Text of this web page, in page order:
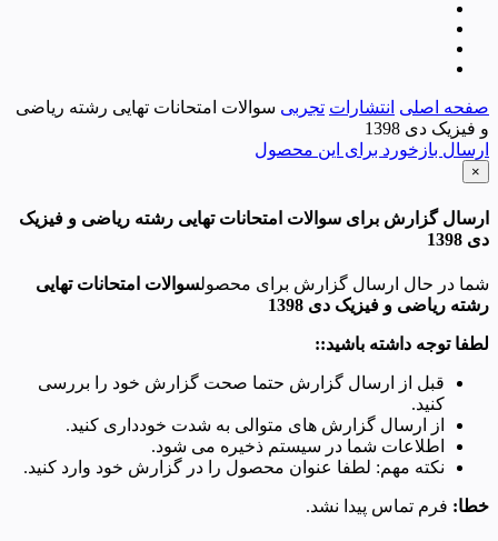
صفحه اصلی انتشارات تجربی سوالات امتحانات تهایی رشته ریاضی
و فیزیک دی 1398
ارسال بازخورد برای این محصول
×
ارسال گزارش برای سوالات امتحانات تهایی رشته ریاضی و فیزیک
دی 1398
شما در حال ارسال گزارش برای محصولسوالات امتحانات تهایی
رشته ریاضی و فیزیک دی 1398
لطفا توجه داشته باشید::
قبل از ارسال گزارش حتما صحت گزارش خود را بررسی
کنید.
از ارسال گزارش های متوالی به شدت خودداری کنید.
اطلاعات شما در سیستم ذخیره می شود.
نکته مهم: لطفا عنوان محصول را در گزارش خود وارد کنید.
خطا: فرم تماس پیدا نشد.